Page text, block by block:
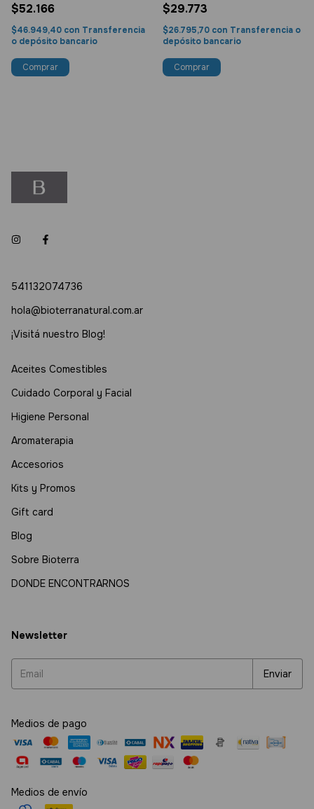
$52.166
$46.949,40 con Transferencia
o depósito bancario
$29.773
$26.795,70 con Transferencia o
depósito bancario
541132074736
hola@bioterranatural.com.ar
¡Visitá nuestro Blog!
Aceites Comestibles
Cuidado Corporal y Facial
Higiene Personal
Aromaterapia
Accesorios
Kits y Promos
Gift card
Blog
Sobre Bioterra
DONDE ENCONTRARNOS
Newsletter
Medios de pago
Medios de envío